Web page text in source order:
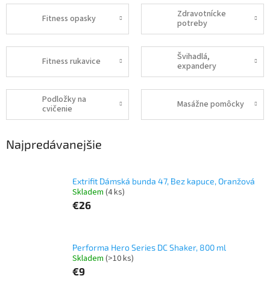
Fitness opasky
Zdravotnícke
potreby
Fitness rukavice
Švihadlá,
expandery
Podložky na
cvičenie
Masážne pomôcky
Najpredávanejšie
Extrifit Dámská bunda 47, Bez kapuce, Oranžová
Skladem (4 ks)
€26
Performa Hero Series DC Shaker, 800 ml
Skladem (>10 ks)
€9